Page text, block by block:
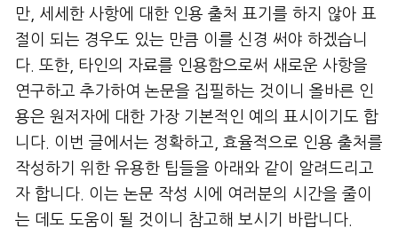
만, 세세한 사항에 대한 인용 출처 표기를 하지 않아 표
절이 되는 경우도 있는 만큼 이를 신경 써야 하겠습니
다. 또한, 타인의 자료를 인용함으로써 새로운 사항을
연구하고 추가하여 논문을 집필하는 것이니 올바른 인
용은 원저자에 대한 가장 기본적인 예의 표시이기도 합
니다. 이번 글에서는 정확하고, 효율적으로 인용 출처를
작성하기 위한 유용한 팁들을 아래와 같이 알려드리고
자 합니다. 이는 논문 작성 시에 여러분의 시간을 줄이
는 데도 도움이 될 것이니 참고해 보시기 바랍니다.